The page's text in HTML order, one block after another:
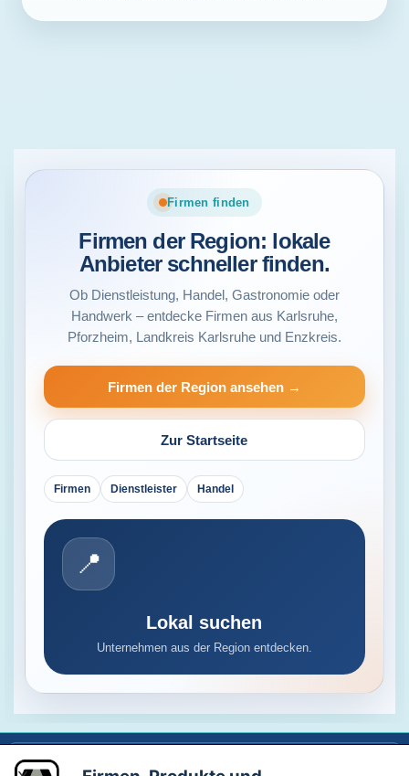
Firmen finden
Firmen der Region: lokale
Anbieter schneller finden.
Ob Dienstleistung, Handel, Gastronomie oder
Handwerk – entdecke Firmen aus Karlsruhe,
Pforzheim, Landkreis Karlsruhe und Enzkreis.
Firmen der Region ansehen →
Zur Startseite
Firmen Dienstleister Handel
📍
Lokal suchen
Unternehmen aus der Region entdecken.
Schaufensterbummel.online
Firmen · Produkte · Dienstleistungen